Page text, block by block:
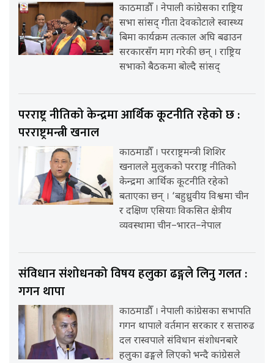
काठमाडौँ । नेपाली कांग्रेसका राष्ट्रिय
सभा सांसद् गीता देवकोटाले स्वास्थ्य
बिमा कार्यक्रम तत्काल अघि बढाउन
सरकारसँग माग गरेकी छन् । राष्ट्रिय
सभाको बैठकमा बोल्दै सांसद्
परराष्ट्र नीतिको केन्द्रमा आर्थिक कूटनीति रहेको छ :
परराष्ट्रमन्त्री खनाल
काठमाडौँ । परराष्ट्रमन्त्री शिशिर
खनालले मुलुकको परराष्ट्र नीतिको
केन्द्रमा आर्थिक कूटनीति रहेको
बताएका छन् । ‘बहुध्रुवीय विश्वमा चीन
र दक्षिण एसियाः विकसित क्षेत्रीय
व्यवस्थामा चीन–भारत–नेपाल
संविधान संशोधनको विषय हलुका ढङ्गले लिनु गलत :
गगन थापा
काठमाडौँ । नेपाली कांग्रेसका सभापति
गगन थापाले वर्तमान सरकार र सत्तारुढ
दल रास्वपाले संविधान संशोधनबारे
हलुका ढङ्गले लिएको भन्दै कांग्रेसले